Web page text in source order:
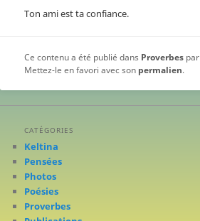
Ton ami est ta confiance.
Ce contenu a été publié dans Proverbes
Mettez-le en favori avec son permalien.
CATÉGORIES
Keltina
Pensées
Photos
Poésies
Proverbes